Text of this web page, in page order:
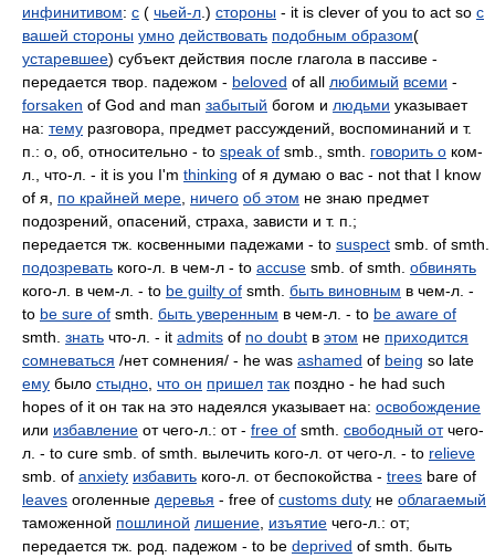
инфинитивом: с ( чьей-л .) стороны - it is clever of you to act so с
вашей стороны умно действовать подобным образом(
устаревшее) субъект действия после глагола в пассиве -
передается твор. падежом - beloved of all любимый всеми -
forsaken of God and man забытый богом и людьми указывает
на: тему разговора, предмет рассуждений, воспоминаний и т.
п.: о, об, относительно - to speak of smb., smth. говорить о ком-
л., что-л. - it is you I'm thinking of я думаю о вас - not that I know
of я, по крайней мере ничего об этом не знаю предмет
подозрений, опасений, страха, зависти и т. п.;
передается тж. косвенными падежами - to suspect smb. of smth.
подозревать кого-л. в чем-л - to accuse smb. of smth. обвинять
кого-л. в чем-л. - to be guilty of smth. быть виновным в чем-л. -
to be sure of smth. быть уверенным в чем-л. - to be aware of
smth. знать что-л. - it admits of no doubt в этом не приходится
сомневаться /нет сомнения/ - he was ashamed of being so late
ему было стыдно что он пришел так поздно - he had such
hopes of it он так на это надеялся указывает на: освобождение
или избавление от чего-л.: от - free of smth. свободный отчего-
л. - to cure smb. of smth. вылечить кого-л. от чего-л. - to relieve
smb. of anxiety избавить кого-л. от беспокойства - trees bare of
leaves оголенные деревья - free of customs duty не облагаемый
таможенной пошлиной лишение изъятие чего-л.: от;
передается тж. род. падежом - to be deprived of smth. быть